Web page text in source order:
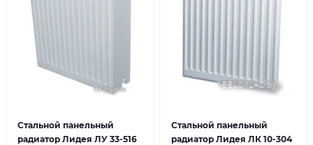
Стальной панельный
радиатор Лидея ЛУ 33-516
Стальной панельный
радиатор Лидея ЛК 10-304